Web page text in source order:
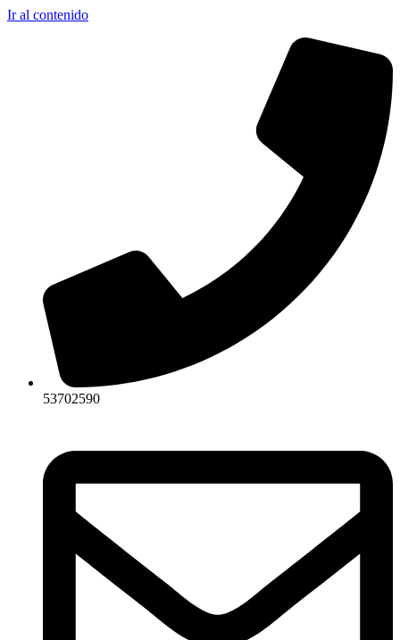
Ir al contenido
53702590